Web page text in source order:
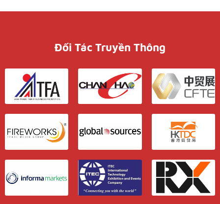
Đối Tác Truyền Thông